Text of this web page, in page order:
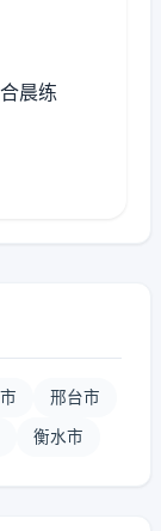
晨练
邢台市
衡水市